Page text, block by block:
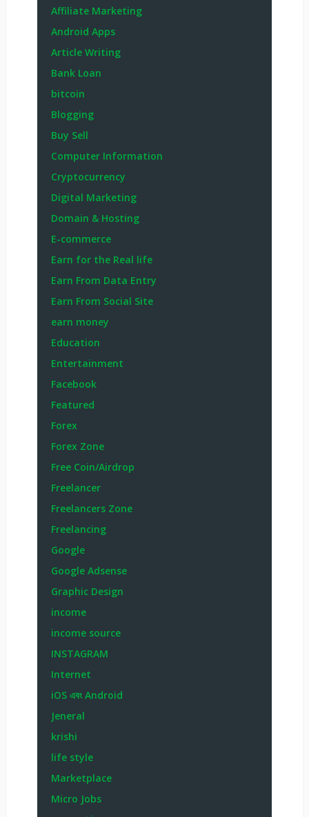
Affiliate Marketing
Android Apps
Article Writing
Bank Loan
bitcoin
Blogging
Buy Sell
Computer Information
Cryptocurrency
Digital Marketing
Domain & Hosting
E-commerce
Earn for the Real life
Earn From Data Entry
Earn From Social Site
earn money
Education
Entertainment
Facebook
Featured
Forex
Forex Zone
Free Coin/Airdrop
Freelancer
Freelancers Zone
Freelancing
Google
Google Adsense
Graphic Design
income
income source
INSTAGRAM
Internet
iOS এবং Android
Jeneral
krishi
life style
Marketplace
Micro Jobs